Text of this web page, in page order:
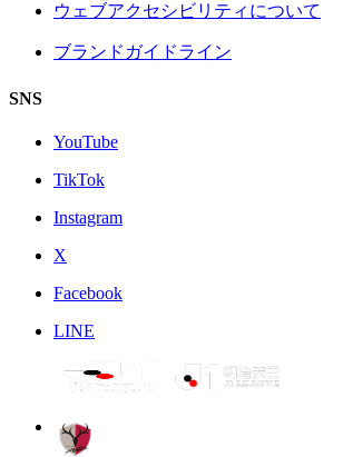
ウェブアクセシビリティについて
ブランドガイドライン
SNS
YouTube
TikTok
Instagram
X
Facebook
LINE